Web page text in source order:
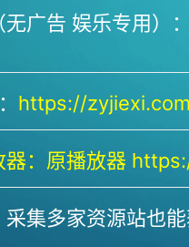
广告 娱乐专用）：
https://
： 原播放器
集多家资源站也